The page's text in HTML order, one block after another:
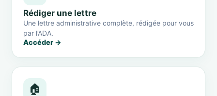
Rédiger une lettre
Une lettre administrative complète, rédigée pour vous
par l’ADA.
Accéder →
🏠